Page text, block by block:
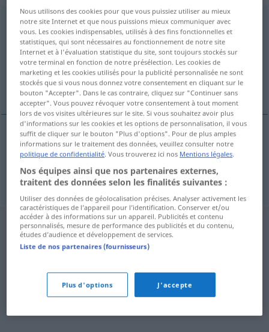
rennenv <a.zn>
Vue d'ensemble de toutes les traductions
(Pour plus d'informations, cliquez sur/touchez la traduction)
rennen, galoppieren, sprengen
rennen rennen
galoppieren,sprengen rennen
Nous utilisons des cookies pour que vous puissiez utiliser au mieux
notre site Internet et que nous puissions mieux communiquer avec
vous. Les cookies indispensables, utilisés à des fins fonctionnelles et
statistiques, qui sont nécessaires au fonctionnement de notre site
Internet et à l'évaluation statistique du site, sont toujours stockés sur
votre terminal en fonction de notre présélection. Les cookies de
marketing et les cookies utilisés pour la publicité personnalisée ne sont
stockés que si vous nous donnez votre consentement en cliquant sur le
bouton "Accepter". Dans le cas contraire, cliquez sur "Continuer sans
accepter". Vous pouvez révoquer votre consentement à tout moment
lors de vos visites ultérieures sur le site. Si vous souhaitez avoir plus
d'informations sur les cookies et les options de personnalisation, il vous
suffit de cliquer sur le bouton "Plus d'options". Pour de plus amples
informations sur le traitement des données, veuillez consulter notre
politique de confidentialité. Vous trouverez ici nos Mentions légales.
Nos équipes ainsi que nos partenaires externes,
traitent des données selon les finalités suivantes :
Utiliser des données de géolocalisation précises. Analyser activement les
caractéristiques de l’appareil pour l’identification. Conserver et/ou
accéder à des informations sur un appareil. Publicités et contenu
personnalisés, mesure de performance des publicités et du contenu,
études d’audience et développement de services.
Liste de nos partenaires (fournisseurs)
Plus d'options J'accepte